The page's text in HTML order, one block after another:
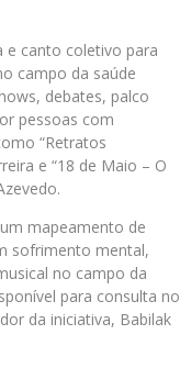
e canto coletivo para
campo da saúde
debates, palco
pessoas com
“Retratos
e “18 de Maio – O
mapeamento de
sofrimento mental,
no campo da
para consulta no
da iniciativa, Babilak